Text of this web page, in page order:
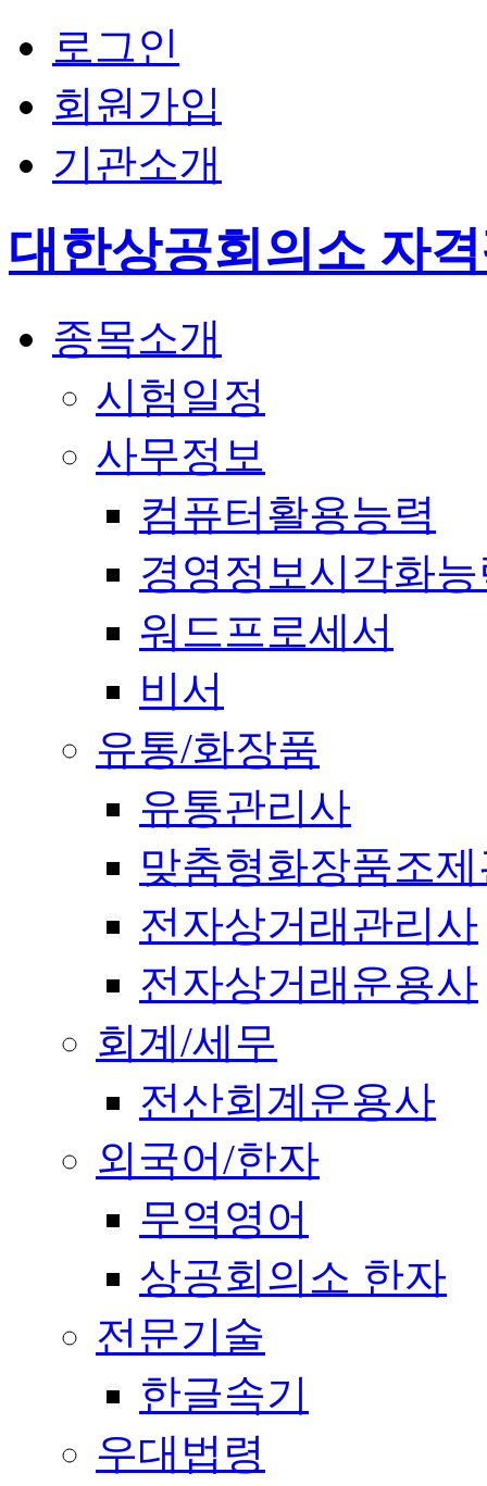
로그인
회원가입
기관소개
대한상공회의소 자
종목소개
시험일정
사무정보
컴퓨터활용능력
경영정보시각화
워드프로세서
비서
유통/화장품
유통관리사
맞춤형화장품조
전자상거래관리사
전자상거래운용사
회계/세무
전산회계운용사
외국어/한자
무역영어
상공회의소 한자
전문기술
한글속기
우대법령